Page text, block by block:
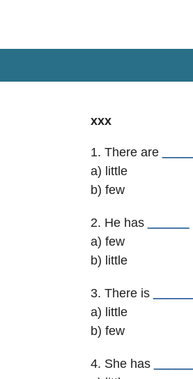
springen
xxx
1. There are
a) little
b) few
2. He has
a) few
b) little
3. There is
a) little
b) few
4. She has